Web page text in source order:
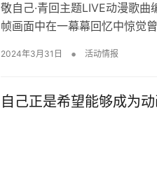
敬自己·青回主题LIVE动漫歌
帧画面中在一幕幕回忆中惊觉
2024年3月31日 • 活动情报
自己正是希望能够成为